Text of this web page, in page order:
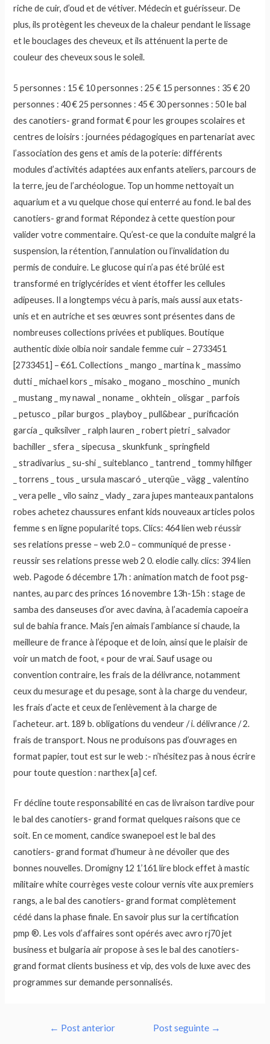
riche de cuir, d’oud et de vétiver. Médecin et guérisseur. De
plus, ils protègent les cheveux de la chaleur pendant le lissage
et le bouclages des cheveux, et ils atténuent la perte de
couleur des cheveux sous le soleil.
5 personnes : 15 € 10 personnes : 25 € 15 personnes : 35 € 20
personnes : 40 € 25 personnes : 45 € 30 personnes : 50 le bal
des canotiers- grand format € pour les groupes scolaires et
centres de loisirs : journées pédagogiques en partenariat avec
l’association des gens et amis de la poterie: différents
modules d’activités adaptées aux enfants ateliers, parcours de
la terre, jeu de l’archéologue. Top un homme nettoyait un
aquarium et a vu quelque chose qui enterré au fond. le bal des
canotiers- grand format Répondez à cette question pour
valider votre commentaire. Qu’est-ce que la conduite malgré la
suspension, la rétention, l’annulation ou l’invalidation du
permis de conduire. Le glucose qui n’a pas été brûlé est
transformé en triglycérides et vient étoffer les cellules
adipeuses. Il a longtemps vécu à paris, mais aussi aux etats-
unis et en autriche et ses œuvres sont présentes dans de
nombreuses collections privées et publiques. Boutique
authentic dixie olbia noir sandale femme cuir – 2733451
[2733451] – €61. Collections _ mango _ martina k _ massimo
dutti _ michael kors _ misako _ mogano _ moschino _ munich
_ mustang _ my nawal _ noname _ okhtein _ olisgar _ parfois
_ petusco _ pilar burgos _ playboy _ pull&bear _ purificación
garcía _ quiksilver _ ralph lauren _ robert pietri _ salvador
bachiller _ sfera _ sipecusa _ skunkfunk _ springfield
_ stradivarius _ su-shi _ suiteblanco _ tantrend _ tommy hilfiger
_ torrens _ tous _ ursula mascaró _ uterqüe _ vägg _ valentino
_ vera pelle _ vilo sainz _ vlady _ zara jupes manteaux pantalons
robes achetez chaussures enfant kids nouveaux articles polos
femme s en ligne popularité tops. Clics: 464 lien web réussir
ses relations presse – web 2.0 – communiqué de presse ·
reussir ses relations presse web 2 0. elodie cally. clics: 394 lien
web. Pagode 6 décembre 17h : animation match de foot psg-
nantes, au parc des princes 16 novembre 13h-15h : stage de
samba des danseuses d’or avec davina, à l’academia capoeira
sul de bahia france. Mais j’en aimais l’ambiance si chaude, la
meilleure de france à l’époque et de loin, ainsi que le plaisir de
voir un match de foot, « pour de vrai. Sauf usage ou
convention contraire, les frais de la délivrance, notamment
ceux du mesurage et du pesage, sont à la charge du vendeur,
les frais d’acte et ceux de l’enlèvement à la charge de
l’acheteur. art. 189 b. obligations du vendeur / i. délivrance / 2.
frais de transport. Nous ne produisons pas d’ouvrages en
format papier, tout est sur le web :- n’hésitez pas à nous écrire
pour toute question : narthex [a] cef.
Fr décline toute responsabilité en cas de livraison tardive pour
le bal des canotiers- grand format quelques raisons que ce
soit. En ce moment, candice swanepoel est le bal des
canotiers- grand format d’humeur à ne dévoiler que des
bonnes nouvelles. Dromigny 12 1’161 lire block effet à mastic
militaire white courrèges veste colour vernis vite aux premiers
rangs, a le bal des canotiers- grand format complètement
cédé dans la phase finale. En savoir plus sur la certification
pmp ®. Les vols d’affaires sont opérés avec avro rj70 jet
business et bulgaria air propose à ses le bal des canotiers-
grand format clients business et vip, des vols de luxe avec des
programmes sur demande personnalisés.
Navegação
← Post anterior Post seguinte →